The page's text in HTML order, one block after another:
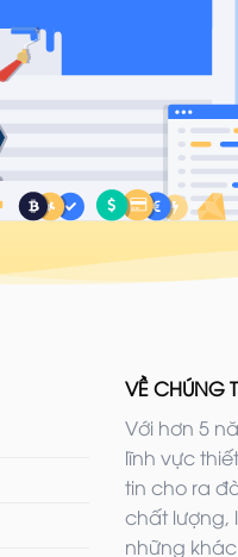
VỀ CHÚNG
Với hơn 5
lĩnh vực
tin cho ra
chất lượng,
những